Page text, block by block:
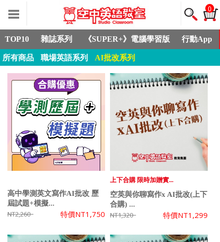
0
TOP10 雜誌系列 《SUPER+》電腦學習版 行動App
所有商品 職場英語系列 AI批改系列
高中學測英文寫作AI批改 歷
屆試題+模擬...
NT2,260 特價NT1,750
上下合購 限時加贈實...
空英與你聊寫作x AI批改(上下
合購) ...
NT1,320 特價NT1,299